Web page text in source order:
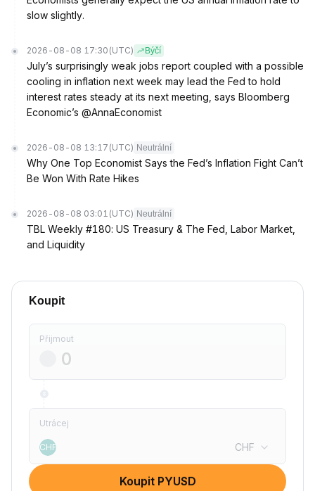
slow slightly.
2026-08-08 17:30 (UTC) Býčí
July’s surprisingly weak jobs report coupled with a possible
cooling in inflation next week may lead the Fed to hold
interest rates steady at its next meeting, says Bloomberg
Economic’s @AnnaEconomist
2026-08-08 13:17 (UTC) Neutrální
Why One Top Economist Says the Fed’s Inflation Fight Can’t
Be Won With Rate Hikes
2026-08-08 03:01 (UTC) Neutrální
TBL Weekly #180: US Treasury & The Fed, Labor Market,
and Liquidity
Koupit
Přijmout
Utrácej
CHF CHF
Koupit PYUSD